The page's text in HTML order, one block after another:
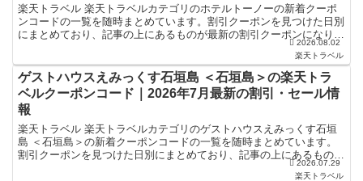
楽天トラベル 楽天トラベルカテゴリのホテルトーノーの新着クーポ
ンコードの一覧を随時まとめています。割引クーポンを見つけた日別
にまとめており、記事の上にあるものが最新の割引クーポンになりま
す。ホテル・旅館宿泊の予約などで使えるクーポンやセール...2026.08.02
楽天トラベル
ゲストハウスえみっくす石垣島 ＜石垣島＞の楽天トラ
ベルクーポンコード｜2026年7月最新の割引・セール情
報
楽天トラベル 楽天トラベルカテゴリのゲストハウスえみっくす石垣
島 ＜石垣島＞の新着クーポンコードの一覧を随時まとめています。
割引クーポンを見つけた日別にまとめており、記事の上にあるものが
最新の割引クーポンになります。ホテル・旅館宿泊の予約な...2026.07.29
楽天トラベル